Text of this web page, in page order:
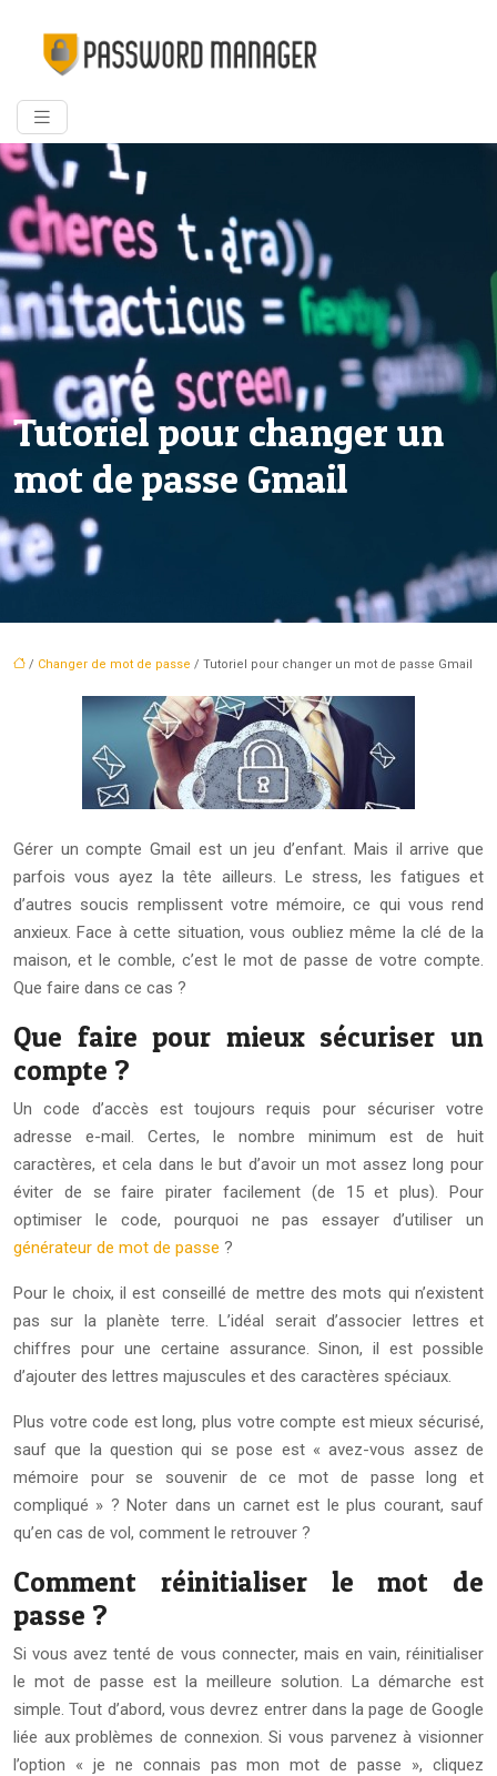
Tutoriel pour changer un
mot de passe Gmail
/ Changer de mot de passe / Tutoriel pour changer un mot de passe Gmail
Gérer un compte Gmail est un jeu d’enfant. Mais il arrive que
parfois vous ayez la tête ailleurs. Le stress, les fatigues et
d’autres soucis remplissent votre mémoire, ce qui vous rend
anxieux. Face à cette situation, vous oubliez même la clé de la
maison, et le comble, c’est le mot de passe de votre compte.
Que faire dans ce cas ?
Que faire pour mieux sécuriser un
compte ?
Un code d’accès est toujours requis pour sécuriser votre
adresse e-mail. Certes, le nombre minimum est de huit
caractères, et cela dans le but d’avoir un mot assez long pour
éviter de se faire pirater facilement (de 15 et plus). Pour
optimiser le code, pourquoi ne pas essayer d’utiliser un
générateur de mot de passe ?
Pour le choix, il est conseillé de mettre des mots qui n’existent
pas sur la planète terre. L’idéal serait d’associer lettres et
chiffres pour une certaine assurance. Sinon, il est possible
d’ajouter des lettres majuscules et des caractères spéciaux.
Plus votre code est long, plus votre compte est mieux sécurisé,
sauf que la question qui se pose est « avez-vous assez de
mémoire pour se souvenir de ce mot de passe long et
compliqué » ? Noter dans un carnet est le plus courant, sauf
qu’en cas de vol, comment le retrouver ?
Comment réinitialiser le mot de
passe ?
Si vous avez tenté de vous connecter, mais en vain, réinitialiser
le mot de passe est la meilleure solution. La démarche est
simple. Tout d’abord, vous devrez entrer dans la page de Google
liée aux problèmes de connexion. Si vous parvenez à visionner
l’option « je ne connais pas mon mot de passe », cliquez